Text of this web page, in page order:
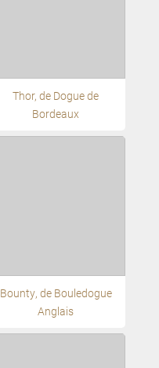
Thor, de Dogue de
Bordeaux
Bounty, de Bouledogue
Anglais